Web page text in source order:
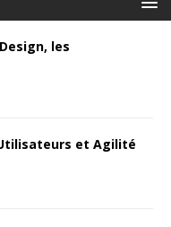
les
et Agilité